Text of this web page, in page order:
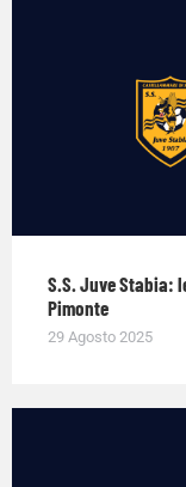
S.S. Juve Stabia:
Pimonte
29 Agosto 2025